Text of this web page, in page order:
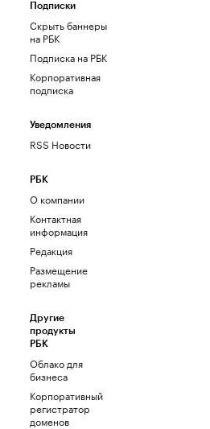
Подписки
Скрыть баннеры
на РБК
Подписка на РБК
Корпоративная
подписка
Уведомления
RSS Новости
РБК
О компании
Контактная
информация
Редакция
Размещение
рекламы
Другие
продукты
РБК
Облако для
бизнеса
Корпоративный
регистратор
доменов